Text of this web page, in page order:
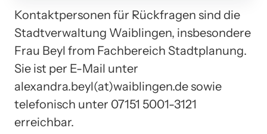
Kontaktpersonen für Rückfragen sind die
Stadtverwaltung Waiblingen, insbesondere
Frau Beyl from Fachbereich Stadtplanung.
Sie ist per E-Mail unter
alexandra.beyl(at)waiblingen.de sowie
telefonisch unter 07151 5001-3121
erreichbar.